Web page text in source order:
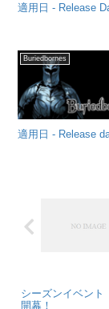
適用日 - Release
Buriedbornes
適用日 - Release
シーズンイベント
開幕！